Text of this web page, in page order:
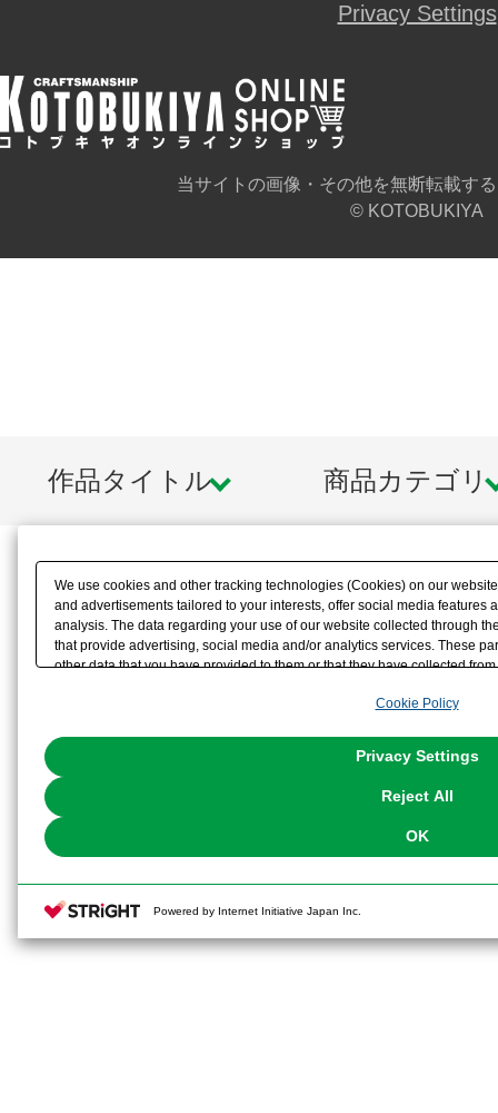
Privacy Settings
当サイトの画像・その他を無断転載す
© KOTOBUKIYA
作品タイトル 商品カテゴリ
We use cookies and other tracking technologies (Cookies) on our
and advertisements tailored to your interests, offer social media features
analysis. The data regarding your use of our website collected through
that provide advertising, social media and/or analytics services. These
other data that you have provided to them or that they have collected
the use of all Cookies except for Strictly Necessary Cookies, please
You can change your consent or rejection settings at any time via
Cookie Policy
Privacy Settings
Reject All
OK
Powered by Internet Initiative Japan Inc.